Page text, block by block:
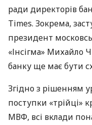
ради директорів
Times. Зокрема,
президент
«Інсігма» Михайло
банку ще має бути
Згідно з рішенням
поступки «трійці»
МВФ, всі вклади